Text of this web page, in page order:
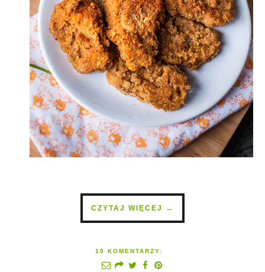
CZYTAJ WIĘCEJ →
10 KOMENTARZY: